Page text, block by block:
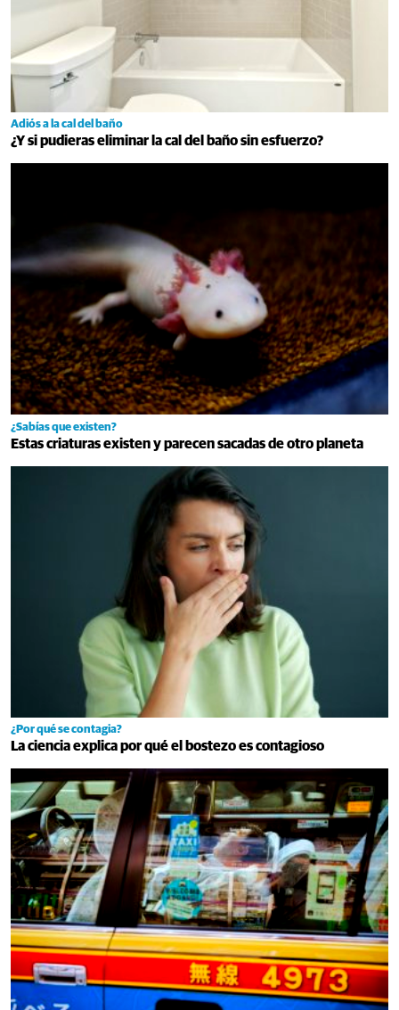
Adiós a la cal del baño
¿Y si pudieras eliminar la cal del baño sin esfuerzo?
¿Sabías que existen?
Estas criaturas existen y parecen sacadas de otro planeta
¿Por qué se contagia?
La ciencia explica por qué el bostezo es contagioso